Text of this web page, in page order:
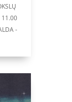
11.00
-